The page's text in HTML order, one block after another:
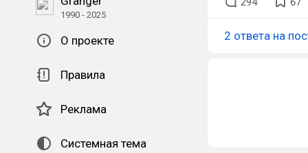
1990 - 2025
О проекте
Правила
Реклама
Системная тема
2 ответа на